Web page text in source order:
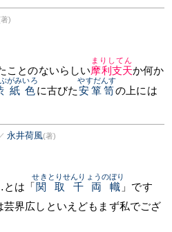
)
ことのないらしい摩利支天
まりしてん
か何か
紙色
がみいろ
に古びた安箪笥
やすだんす
の上には
／ 永井荷風(著)
は「関取千両幟
せきとりせんりょうのぼり
」です
界広しといえどもまず私でござ